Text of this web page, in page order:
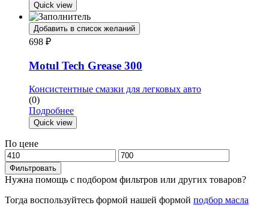
Quick view
Добавить в список желаний
698 ₽
Motul Tech Grease 300
Консистентные смазки для легковых авто
(0)
Подробнее
Quick view
По цене
Минимальная
цена
Максимальная
цена
Фильтровать
Нужна помощь с подбором фильтров или других товаров?
Тогда воспользуйтесь формой нашей формой подбор масла